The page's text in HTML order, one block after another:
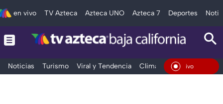
en vivo TV Azteca Azteca UNO Azteca 7 Deportes
Noticias Turismo Viral y Tendencia Clima Deportes
En Vivo